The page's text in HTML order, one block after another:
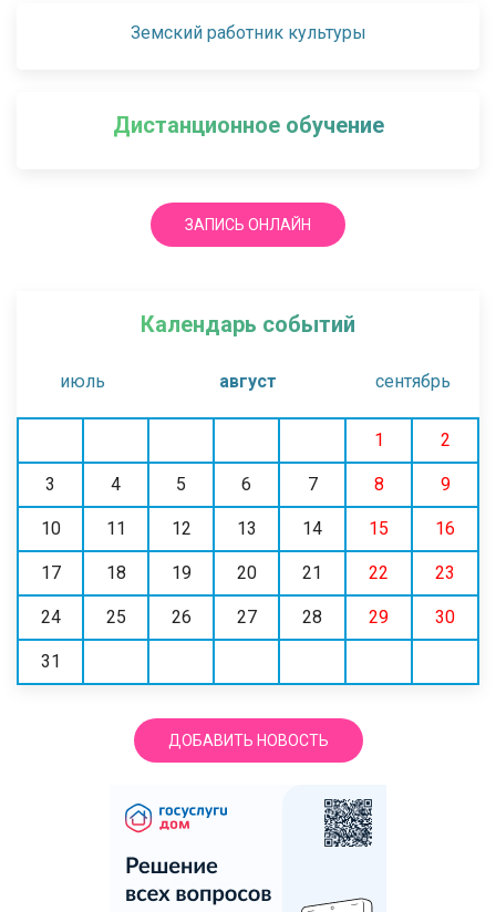
Земский работник культуры
Дистанционное обучение
ЗАПИСЬ ОНЛАЙН
Календарь событий
июль август сентябрь
1 2
3 4 5 6 7 8 9
10 11 12 13 14 15 16
17 18 19 20 21 22 23
24 25 26 27 28 29 30
31
ДОБАВИТЬ НОВОСТЬ